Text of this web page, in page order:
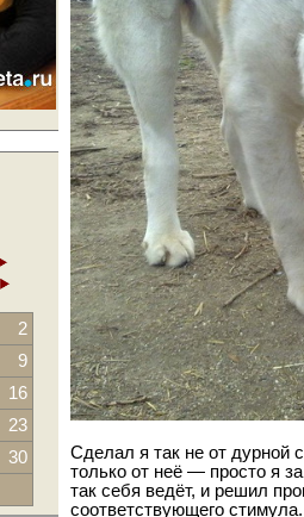
2
9
16
23
30
Сделал я так не от дурной
только от неё — просто я
так себя ведёт, и решил
соответствующего